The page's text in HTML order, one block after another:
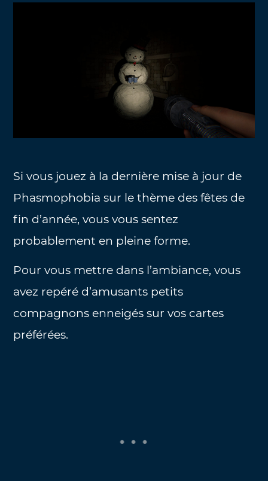
Si vous jouez à la dernière mise à jour de
Phasmophobia sur le thème des fêtes de
fin d’année, vous vous sentez
probablement en pleine forme.
Pour vous mettre dans l’ambiance, vous
avez repéré d’amusants petits
compagnons enneigés sur vos cartes
préférées.